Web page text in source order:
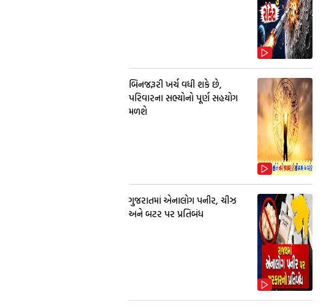
બિનજરૂરી ખર્ચ વધી શકે છે,
પરિવારના સભ્યોનો પૂર્ણ સહયોગ
મળશે
ગુજરાતમાં એનાલોગ પનીર, ચીઝ
અને બટર પર પ્રતિબંધ